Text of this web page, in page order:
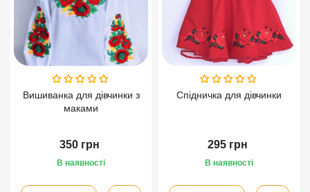
Вишиванка для дівчинки з
маками
350 грн
В наявності
Спідничка для дівчинки
295 грн
В наявності